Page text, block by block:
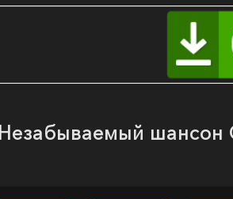
Незабываемый шансон